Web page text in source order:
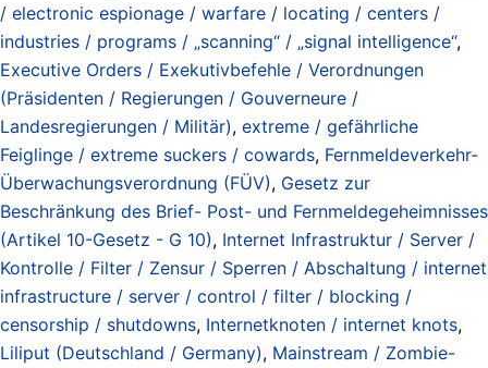
/ electronic espionage / warfare / locating / centers /
industries / programs / „scanning“ / „signal intelligence“,
Executive Orders / Exekutivbefehle / Verordnungen
(Präsidenten / Regierungen / Gouverneure /
Landesregierungen / Militär), extreme / gefährliche
Feiglinge / extreme suckers / cowards, Fernmeldeverkehr-
Überwachungsverordnung (FÜV), Gesetz zur
Beschränkung des Brief- Post- und Fernmeldegeheimnisses
(Artikel 10-Gesetz - G 10), Internet Infrastruktur / Server /
Kontrolle / Filter / Zensur / Sperren / Abschaltung / internet
infrastructure / server / control / filter / blocking /
censorship / shutdowns, Internetknoten / internet knots,
Liliput (Deutschland / Germany), Mainstream / Zombie-